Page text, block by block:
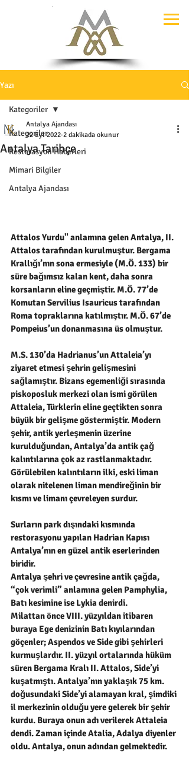
Yazı
Kategoriler
Restorasyon Haberleri
Mimari Bilgiler
Antalya Ajandası
Kategoriler
Antalya Tarihçe
Antalya Ajandası
22 Eyl 2022 2 dakikada okunur
Attalos Yurdu" anlamına gelen Antalya, II.
Attalos tarafından kurulmuştur. Bergama
Krallığı’nın sona ermesiyle (M.Ö. 133) bir
süre bağımsız kalan kent, daha sonra
korsanların eline geçmiştir. M.Ö. 77’de
Komutan Servilius Isauricus tarafından
Roma topraklarına katılmıştır. M.Ö. 67’de
Pompeius’un donanmasına üs olmuştur.
M.S. 130’da Hadrianus’un Attaleia’yı
ziyaret etmesi şehrin gelişmesini
sağlamıştır. Bizans egemenliği sırasında
piskoposluk merkezi olan ismi görülen
Attaleia, Türklerin eline geçtikten sonra
büyük bir gelişme göstermiştir. Modern
şehir, antik yerleşmenin üzerine
kurulduğundan, Antalya’da antik çağ
kalıntılarına çok az rastlanmaktadır.
Görülebilen kalıntıların ilki, eski liman
olarak nitelenen liman mendireğinin bir
kısmı ve limanı çevreleyen surdur.
Surların park dışındaki kısmında
restorasyonu yapılan Hadrian Kapısı
Antalya’nın en güzel antik eserlerinden
biridir.
Antalya şehri ve çevresine antik çağda,
“çok verimli” anlamına gelen Pamphylia,
Batı kesimine ise Lykia denirdi.
Milattan önce VIII. yüzyıldan itibaren
buraya Ege denizinin Batı kıyılarından
göçenler; Aspendos ve Side gibi şehirleri
kurmuşlardır. II. yüzyıl ortalarında hüküm
süren Bergama Kralı II. Attalos, Side’yi
kuşatmıştı. Antalya’nın yaklaşık 75 km.
doğusundaki Side’yi alamayan kral, şimdiki
il merkezinin olduğu yere gelerek bir şehir
kurdu. Buraya onun adı verilerek Attaleia
dendi. Zaman içinde Atalia, Adalya diyenler
oldu. Antalya, onun adından gelmektedir.